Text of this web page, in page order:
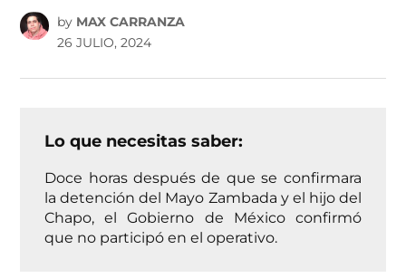
by MAX CARRANZA
26 JULIO, 2024
Lo que necesitas saber:
Doce horas después de que se confirmara
la detención del Mayo Zambada y el hijo del
Chapo, el Gobierno de México confirmó
que no participó en el operativo.